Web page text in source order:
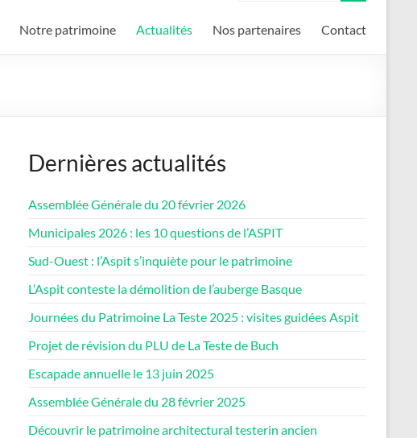
Notre patrimoine Actualités Nos partenaires Contact
Dernières actualités
Assemblée Générale du 20 février 2026
Municipales 2026 : les 10 questions de l’ASPIT
Sud-Ouest : l’Aspit s’inquiète pour le patrimoine
L’Aspit conteste la démolition de l’auberge Basque
Journées du Patrimoine La Teste 2025 : visites guidées Aspit
Projet de révision du PLU de La Teste de Buch
Escapade annuelle le 13 juin 2025
Assemblée Générale du 28 février 2025
Découvrir le patrimoine architectural testerin ancien